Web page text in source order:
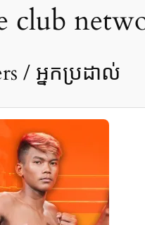
club
/ អ្នកប្រដាល់